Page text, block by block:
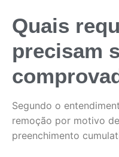
Quais
precisam
Segundo o
remoção por motivo
preenchimento